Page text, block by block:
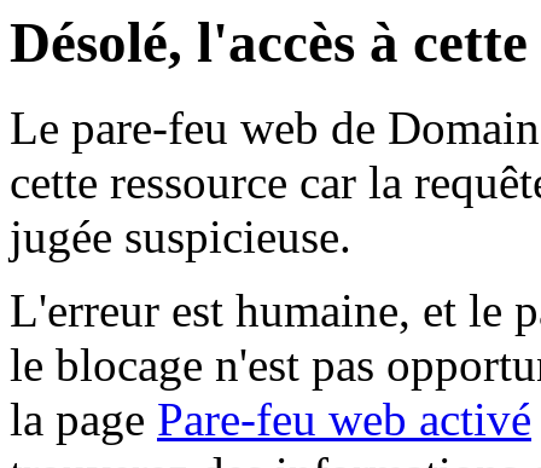
Désolé, l'accès à
Le pare-feu web de
cette ressource car la
jugée suspicieuse.
L'erreur est humaine, et le
le blocage n'est pas
la page Pare-feu web activé